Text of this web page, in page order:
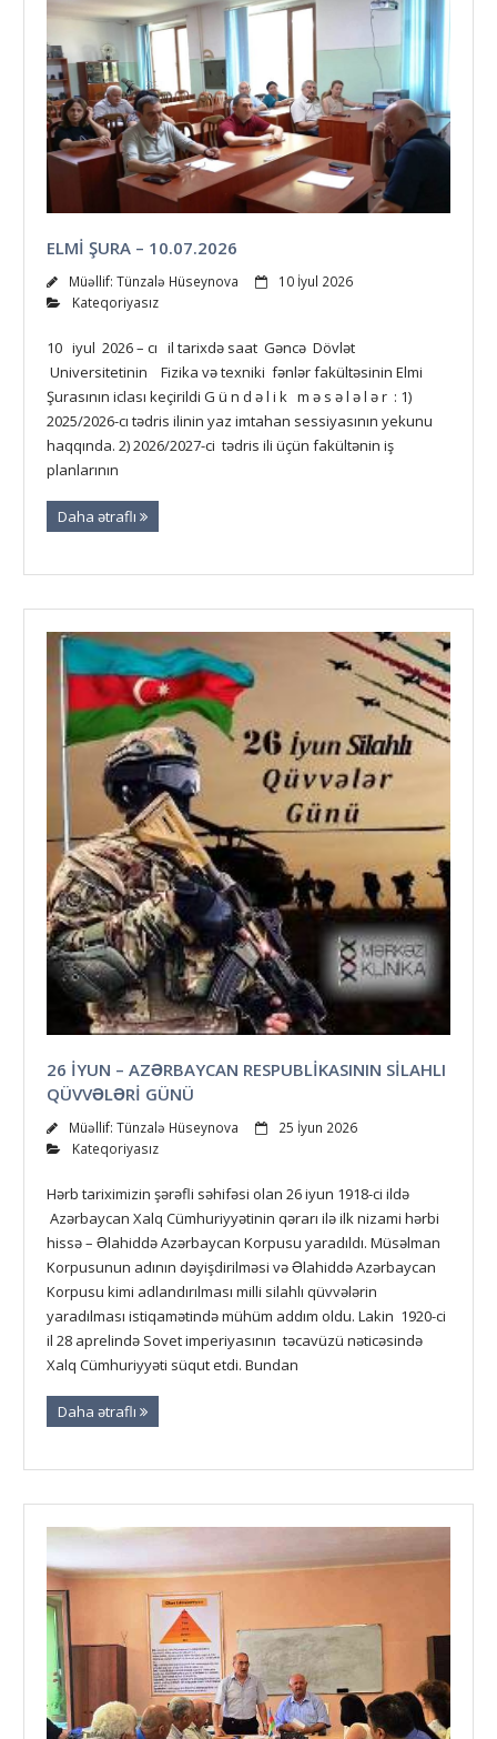
ELMİ ŞURA – 10.07.2026
Müəllif: Tünzalə Hüseynova
10 İyul 2026
Kateqoriyasız
10 iyul 2026 – cı il tarixdə saat Gəncə Dövlət
Universitetinin Fizika və texniki fənlər fakültəsinin Elmi
Şurasının iclası keçirildi G ü n d ə l i k m ə s ə l ə l ə r : 1)
2025/2026-cı tədris ilinin yaz imtahan sessiyasının yekunu
haqqında. 2) 2026/2027-ci tədris ili üçün fakültənin iş
planlarının
Daha ətraflı
26 IYUN – AZƏRBAYCAN RESPUBLIKASININ SILAHLI
QÜVVƏLƏRI GÜNÜ
Müəllif: Tünzalə Hüseynova
25 İyun 2026
Kateqoriyasız
Hərb tariximizin şərəfli səhifəsi olan 26 iyun 1918-ci ildə
Azərbaycan Xalq Cümhuriyyətinin qərarı ilə ilk nizami hərbi
hissə – Əlahiddə Azərbaycan Korpusu yaradıldı. Müsəlman
Korpusunun adının dəyişdirilməsi və Əlahiddə Azərbaycan
Korpusu kimi adlandırılması milli silahlı qüvvələrin
yaradılması istiqamətində mühüm addım oldu. Lakin 1920-ci
il 28 aprelində Sovet imperiyasının təcavüzü nəticəsində
Xalq Cümhuriyyəti süqut etdi. Bundan
Daha ətraflı